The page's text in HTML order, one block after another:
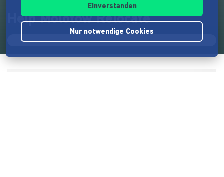
Help Molotow Relocate
Einverstanden
Nur notwendige Cookies